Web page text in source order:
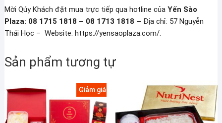
Mời Qúy Khách đặt mua trực tiếp qua hotline của Yến Sào
Plaza: 08 1715 1818 – 08 1713 1818 – Địa chỉ: 57 Nguyễn
Thái Học – Website: https://yensaoplaza.com/.
Sản phẩm tương tự
Giảm giá!